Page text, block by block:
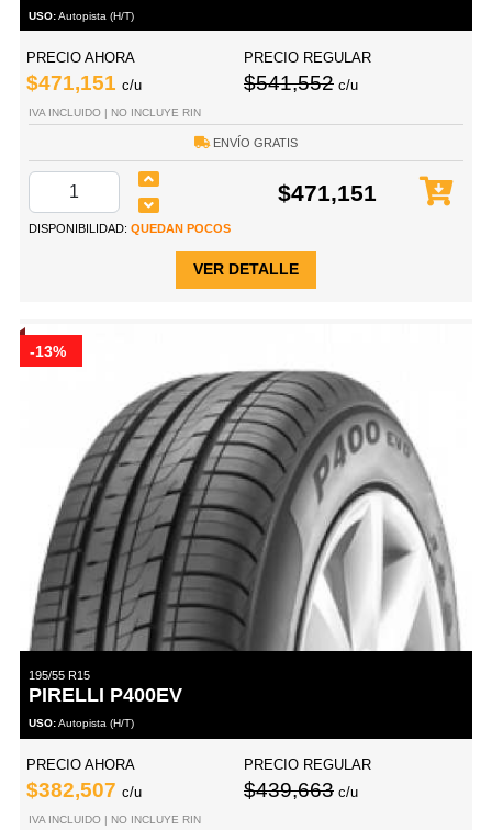
USO:Autopista (H/T)
PRECIO AHORA
$471,151 c/u
PRECIO REGULAR
$541,552 c/u
IVA INCLUIDO | NO INCLUYE RIN
ENVÍO GRATIS
$471,151
DISPONIBILIDAD: QUEDAN POCOS
VER DETALLE
-13%
195/55 R15
PIRELLI P400EV
USO:Autopista (H/T)
PRECIO AHORA
$382,507 c/u
PRECIO REGULAR
$439,663 c/u
IVA INCLUIDO | NO INCLUYE RIN